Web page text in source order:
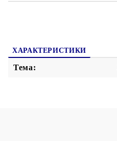
ХАРАКТЕРИСТИКИ
Тема: